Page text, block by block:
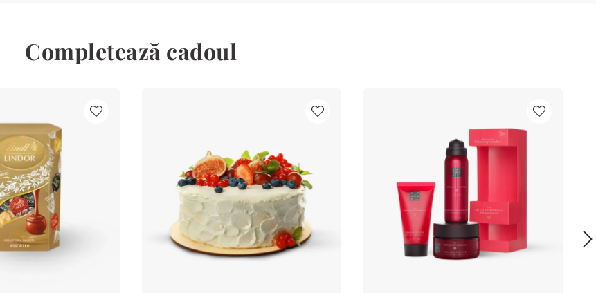
de destinație și ora înregistrării comenzii.
Completează cadoul